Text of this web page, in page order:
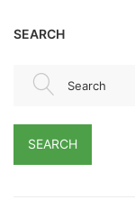
SEARCH
Search
SEARCH